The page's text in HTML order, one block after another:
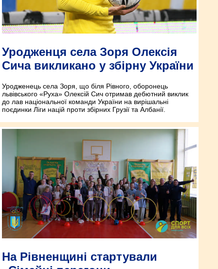
Уродженця села Зоря Олексія
Сича викликано у збірну України
Уродженець села Зоря, що біля Рівного, оборонець
львівського «Руха» Олексій Сич отримав дебютний виклик
до лав національної команди України на вирішальні
поєдинки Ліги націй проти збірних Грузії та Албанії.
На Рівненщині стартували